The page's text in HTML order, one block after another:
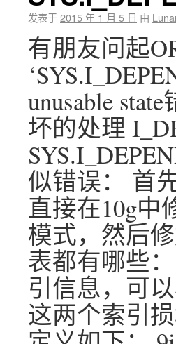
发表于2015 年 1 月 5 日 由
有朋友问起
unusable
坏的处理
似错误： 首
直接在10g中
模式，然后
表都有哪些
引信息，可
这两个索引